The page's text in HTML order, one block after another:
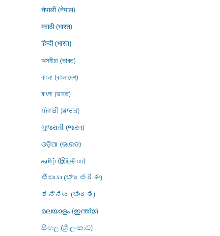
नेपाली (नेपाल)
मराठी (भारत)
हिन्दी (भारत)
অসমীয়া (ভাৰত)
বাংলা (বাংলাদেশ)
বাংলা (ভারত)
ਪੰਜਾਬੀ (ਭਾਰਤ)
ગુજરાતી (ભારત)
ଓଡ଼ିଆ (ଭାରତ)
தமிழ் (இந்தியா)
తెలుగు (భారతదేశం)
ಕನ್ನಡ (ಭಾರತ)
മലയാളം (ഇന്ത്യ)
සිංහල (ශ්‍රී ලංකාව)